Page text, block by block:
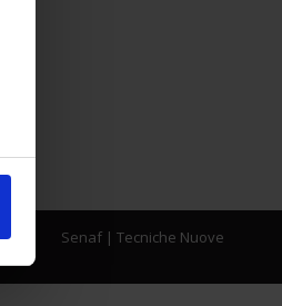
Senaf| Tecniche Nuove